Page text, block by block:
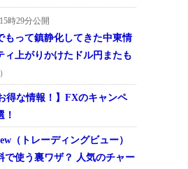
時29分公開
もって鎮静化してきた中東情
ィ上がりかけたドル円またも
得な情報！】FXのキャンペ
！
（トレーディングビュー）
で使う裏ワザ？ 人気のチャー